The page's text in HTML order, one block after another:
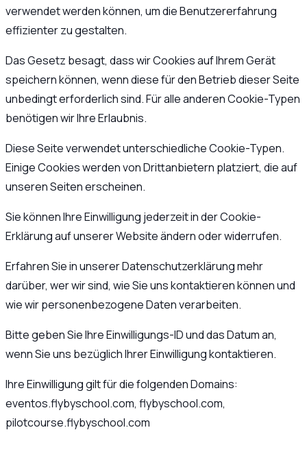
verwendet werden können, um die Benutzererfahrung
effizienter zu gestalten.
Das Gesetz besagt, dass wir Cookies auf Ihrem Gerät
speichern können, wenn diese für den Betrieb dieser Seite
unbedingt erforderlich sind. Für alle anderen Cookie-Typen
benötigen wir Ihre Erlaubnis.
Diese Seite verwendet unterschiedliche Cookie-Typen.
Einige Cookies werden von Drittanbietern platziert, die auf
unseren Seiten erscheinen.
Sie können Ihre Einwilligung jederzeit in der Cookie-
Erklärung auf unserer Website ändern oder widerrufen.
Erfahren Sie in unserer Datenschutzerklärung mehr
darüber, wer wir sind, wie Sie uns kontaktieren können und
wie wir personenbezogene Daten verarbeiten.
Bitte geben Sie Ihre Einwilligungs-ID und das Datum an,
wenn Sie uns bezüglich Ihrer Einwilligung kontaktieren.
Ihre Einwilligung gilt für die folgenden Domains:
eventos.flybyschool.com, flybyschool.com,
pilotcourse.flybyschool.com